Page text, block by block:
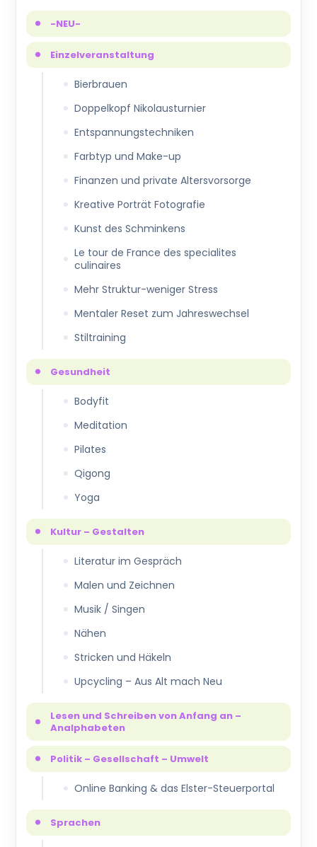
-NEU-
Einzelveranstaltung
Bierbrauen
Doppelkopf Nikolausturnier
Entspannungstechniken
Farbtyp und Make-up
Finanzen und private Altersvorsorge
Kreative Porträt Fotografie
Kunst des Schminkens
Le tour de France des specialites
culinaires
Mehr Struktur-weniger Stress
Mentaler Reset zum Jahreswechsel
Stiltraining
Gesundheit
Bodyfit
Meditation
Pilates
Qigong
Yoga
Kultur – Gestalten
Literatur im Gespräch
Malen und Zeichnen
Musik / Singen
Nähen
Stricken und Häkeln
Upcycling – Aus Alt mach Neu
Lesen und Schreiben von Anfang an –
Analphabeten
Politik – Gesellschaft – Umwelt
Online Banking & das Elster-Steuerportal
Sprachen